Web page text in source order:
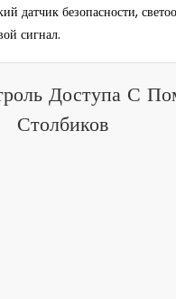
датчик безопасности,
сигнал.
Доступа С
Столбиков